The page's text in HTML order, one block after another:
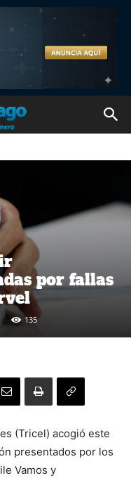
por fallas
135
(Tricel) acogió este
presentados por los
Vamos y